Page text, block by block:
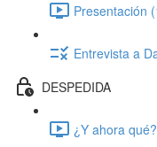
Presentación
Entrevista a
DESPEDIDA
¿Y ahora